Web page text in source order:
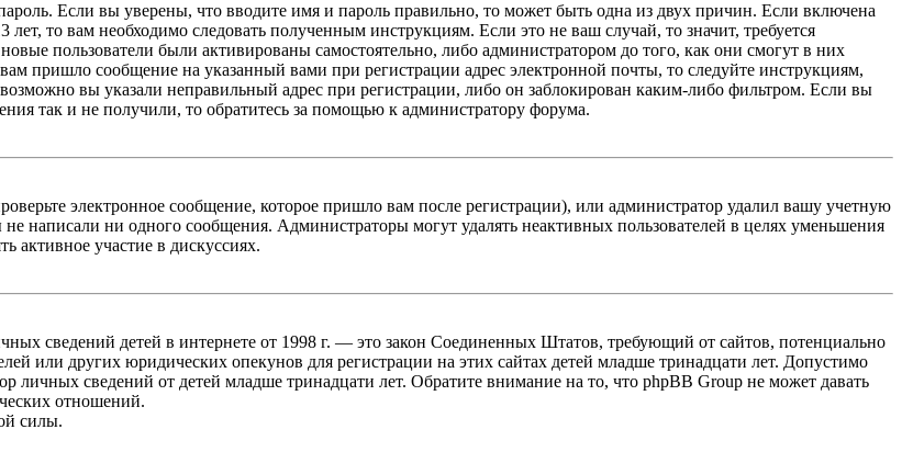
Если вы уверены, что вводите имя и пароль правильно, то может быть одна из двух причин. Если включена
то вам необходимо следовать полученным инструкциям. Если это не ваш случай, то значит, требуется
пользователи были активированы самостоятельно, либо администратором до того, как они смогут в них
пришло сообщение на указанный вами при регистрации адрес электронной почты, то следуйте инструкциям,
вы указали неправильный адрес при регистрации, либо он заблокирован каким-либо фильтром. Если вы
так и не получили, то обратитесь за помощью к администратору форума.
электронное сообщение, которое пришло вам после регистрации), или администратор удалил вашу учетную
написали ни одного сообщения. Администраторы могут удалять неактивных пользователей в целях уменьшения
активное участие в дискуссиях.
сведений детей в интернете от 1998 г. — это закон Соединенных Штатов, требующий от сайтов, потенциально
или других юридических опекунов для регистрации на этих сайтах детей младше тринадцати лет. Допустимо
личных сведений от детей младше тринадцати лет. Обратите внимание на то, что phpBB Group не может давать
отношений.
силы.